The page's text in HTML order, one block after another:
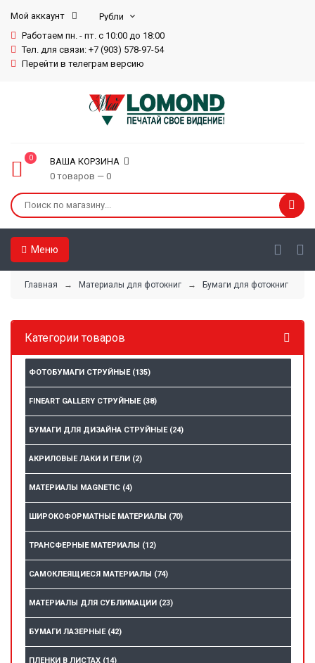
Мой аккаунт
Работаем пн. - пт. с 10:00 до 18:00
Тел. для связи: +7 (903) 578-97-54
Перейти в телеграм версию
0
ВАША КОРЗИНА
0 товаров — 0
Меню
Главная → Материалы для фотокниг → Бумаги для фотокниг
Категории товаров
ФОТОБУМАГИ СТРУЙНЫЕ (135)
FINEART GALLERY СТРУЙНЫЕ (38)
БУМАГИ ДЛЯ ДИЗАЙНА СТРУЙНЫЕ (24)
АКРИЛОВЫЕ ЛАКИ И ГЕЛИ (2)
МАТЕРИАЛЫ MAGNETIC (4)
ШИРОКОФОРМАТНЫЕ МАТЕРИАЛЫ (70)
ТРАНСФЕРНЫЕ МАТЕРИАЛЫ (12)
САМОКЛЕЯЩИЕСЯ МАТЕРИАЛЫ (74)
МАТЕРИАЛЫ ДЛЯ СУБЛИМАЦИИ (23)
БУМАГИ ЛАЗЕРНЫЕ (42)
ПЛЕНКИ В ЛИСТАХ (14)